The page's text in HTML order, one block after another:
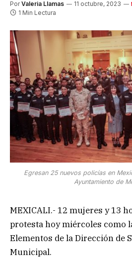
Por Valeria Llamas 11 octubre, 2023
1 Min Lectura
Egresan 25 nuevos policías en
Ayuntamiento de
MEXICALI.- 12 mujeres y 13
protesta hoy miércoles como
Elementos de la Dirección de
Municipal.